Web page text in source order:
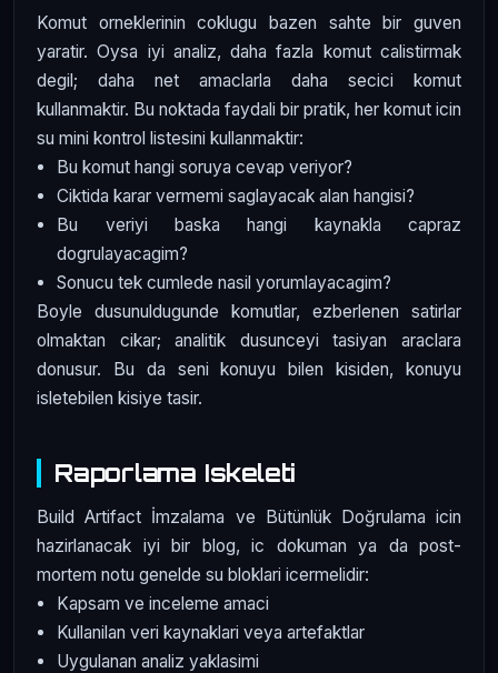
Komut orneklerinin coklugu bazen sahte bir guven
yaratir. Oysa iyi analiz, daha fazla komut calistirmak
degil; daha net amaclarla daha secici komut
kullanmaktir. Bu noktada faydali bir pratik, her komut icin
su mini kontrol listesini kullanmaktir:
Bu komut hangi soruya cevap veriyor?
Ciktida karar vermemi saglayacak alan hangisi?
Bu veriyi baska hangi kaynakla capraz
dogrulayacagim?
Sonucu tek cumlede nasil yorumlayacagim?
Boyle dusunuldugunde komutlar, ezberlenen satirlar
olmaktan cikar; analitik dusunceyi tasiyan araclara
donusur. Bu da seni konuyu bilen kisiden, konuyu
isletebilen kisiye tasir.
Raporlama Iskeleti
Build Artifact İmzalama ve Bütünlük Doğrulama icin
hazirlanacak iyi bir blog, ic dokuman ya da post-
mortem notu genelde su bloklari icermelidir:
Kapsam ve inceleme amaci
Kullanilan veri kaynaklari veya artefaktlar
Uygulanan analiz yaklasimi